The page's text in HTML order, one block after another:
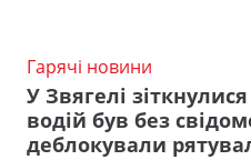
Гарячі новини
У Звягелі
водій був без
деблокували